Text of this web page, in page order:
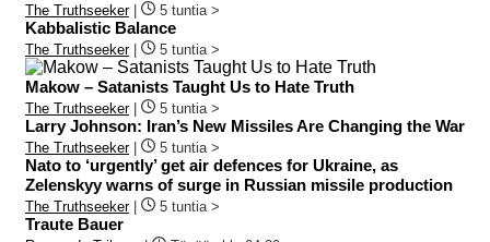
The Truthseeker| 5 tuntia >
Kabbalistic Balance
The Truthseeker| 5 tuntia >
Makow – Satanists Taught Us to Hate Truth
The Truthseeker| 5 tuntia >
Larry Johnson: Iran’s New Missiles Are Changing the War
The Truthseeker| 5 tuntia >
Nato to ‘urgently’ get air defences for Ukraine, as
Zelenskyy warns of surge in Russian missile production
The Truthseeker| 5 tuntia >
Traute Bauer